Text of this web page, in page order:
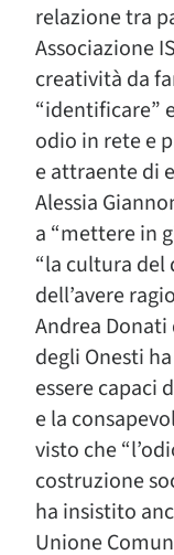
relazione tra
Associazione
creatività da
“identificare”
odio in rete e
e attraente di
Alessia
a “mettere in
“la cultura
dell’avere
Andrea Donati
degli Onesti
essere capaci
e la
visto che
costruzione
ha insistito
Unione